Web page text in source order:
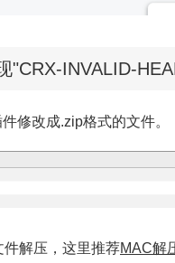
"CRX-INVALID-
修改成.zip格式的文件。
解压，这里推荐MAC解